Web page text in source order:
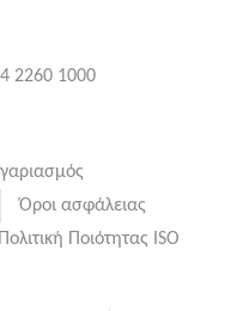
2260 1000
Όροι ασφάλειας
Πολιτική Ποιότητας ISO